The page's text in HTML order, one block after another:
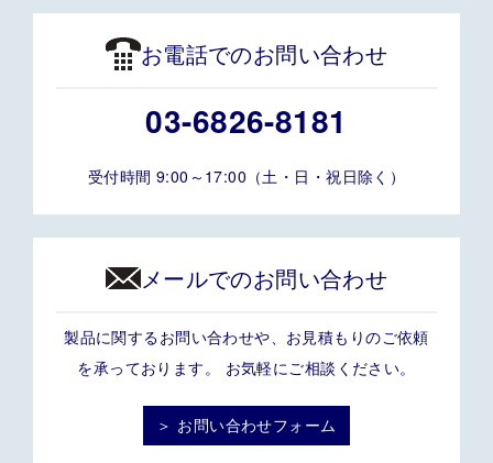
お電話でのお問い合わせ
03-6826-8181
受付時間 9:00～17:00（土・日・祝日除く）
メールでのお問い合わせ
製品に関するお問い合わせや、お見積もりのご依頼
を承っております。 お気軽にご相談ください。
＞ お問い合わせフォーム